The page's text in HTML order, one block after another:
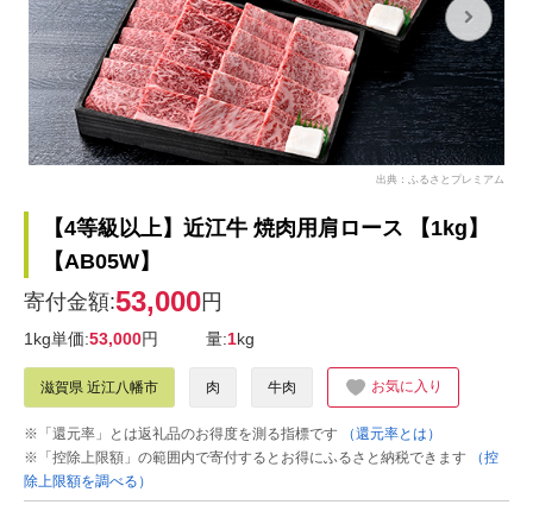
出典：ふるさとプレミアム
【4等級以上】近江牛 焼肉用肩ロース 【1kg】
【AB05W】
寄付金額:53,000円
1kg単価:53,000円 量:1kg
滋賀県 近江八幡市 肉 牛肉 お気に入り
※「還元率」とは返礼品のお得度を測る指標です
（還元率とは）
※「控除上限額」の範囲内で寄付するとお得にふるさと納税できます
（控
除上限額を調べる）